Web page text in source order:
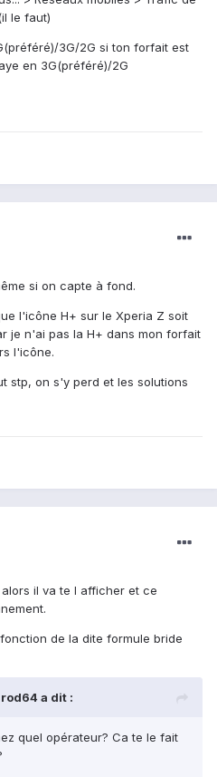
le faut)
3G/2G si ton forfait est
en 3G(préféré)/2G
si on capte à fond.
l'icône H+ sur le Xperia Z soit
je n'ai pas la H+ dans mon forfait
l'icône.
stp, on s'y perd et les solutions
il va te l afficher et ce
de la dite formule bride
a dit :
quel opérateur? Ca te le fait